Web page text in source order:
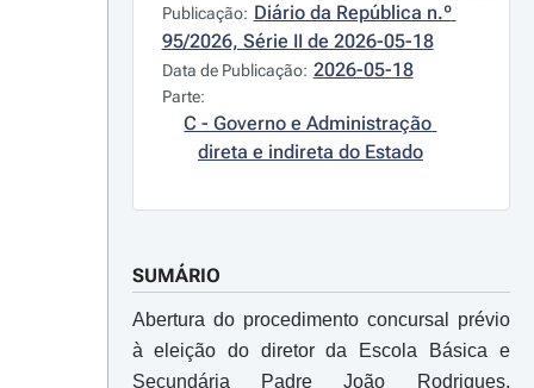
Publicação: Diário da República n.º
95/2026, Série II de 2026-05-18
Data de Publicação: 2026-05-18
Parte:
C - Governo e Administração
direta e indireta do Estado
SUMÁRIO
Abertura do procedimento concursal prévio
à eleição do diretor da Escola Básica e
Secundária Padre João Rodrigues,